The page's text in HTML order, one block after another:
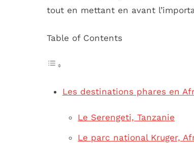
tout en mettant en avant
Table of Contents
Les destinations phares en
Le Serengeti, Tanzanie
Le parc national Kruger,